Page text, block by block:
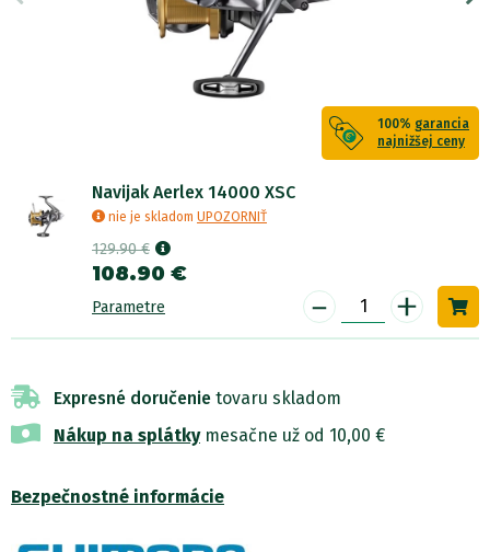
100% garancia
najnižšej ceny
Navijak Aerlex 14000 XSC
nie je skladom UPOZORNIŤ
129.90 €
108.90 €
Parametre - +
Expresné doručenie tovaru skladom
Nákup na splátkymesačne už od 10,00 €
Bezpečnostné informácie